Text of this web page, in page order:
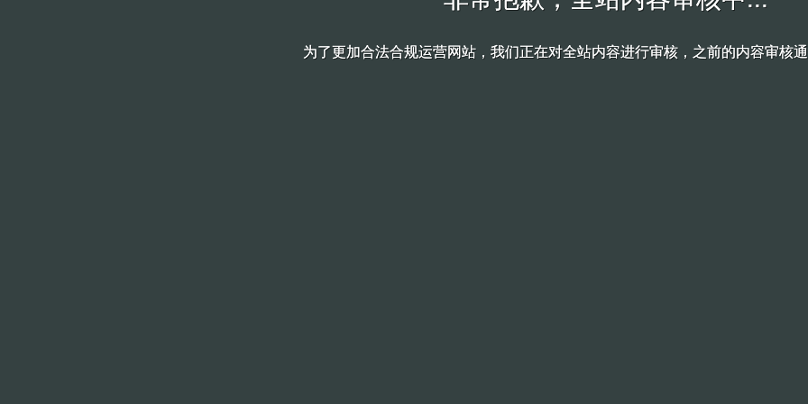
为了更加合法合规运营网站，我们正在对全站内容进行审核，之前的内容审核
为了更加合法合规运营网站，我们正在对全站内容进行审核，之前的内容审核